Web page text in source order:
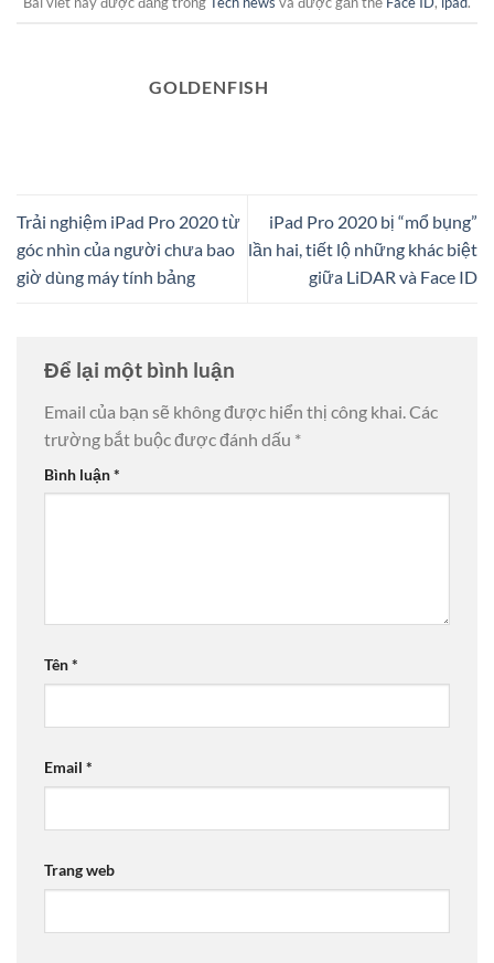
GOLDENFISH
Trải nghiệm iPad Pro 2020 từ
góc nhìn của người chưa bao
giờ dùng máy tính bảng
iPad Pro 2020 bị “mổ bụng”
lần hai, tiết lộ những khác biệt
giữa LiDAR và Face ID
Để lại một bình luận
Email của bạn sẽ không được hiển thị công khai. Các
trường bắt buộc được đánh dấu *
Bình luận*
Tên*
Email *
Trang web